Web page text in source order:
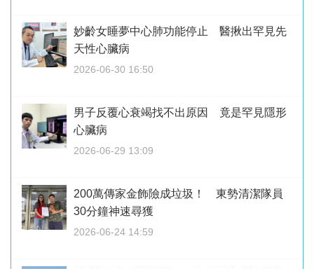
妙齡女睡夢中心肺功能停止 醫揪出罕見先
天性心臟病
2026-06-30 16:50
男子反覆心衰竭找不出原因 竟是罕見隱形
心臟病
2026-06-29 13:09
200萬傳家金飾險成垃圾！ 東勢清潔隊員
30分鐘神速尋獲
2026-06-24 14:59